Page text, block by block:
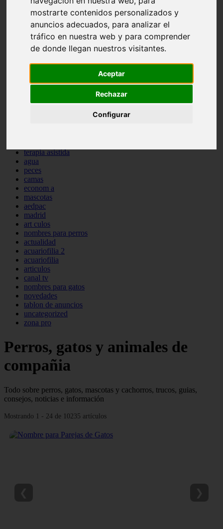
mostrarte contenidos personalizados y
anuncios adecuados, para analizar el
tráfico en nuestra web y para comprender
de donde llegan nuestros visitantes.
Aceptar
Rechazar
Configurar
protagonistas
reptiles
abandono
adopci n
ferias
higiene
snacks
iberzoo propet
terapia asistida
agua
peces
camas
econom a
mascotas
aedpac
madrid
art culos
nombres para perros
actualidad
acuariofilia 2
acuariofilia
articulos
canal tv
nombres para gatos
novedades
tablon de anuncios
uncategorized
zona pro
Perros, gatos y animales de
compañia
Todo sobre perros, gatos, mascotas y cachorros, trucos, guias,
consejos, noticias e información
Mostrando 1 - 24 de 10235 artículos